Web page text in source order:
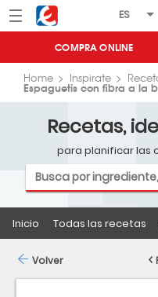
Menú Eroski
COMPRA ONLINE
Home Inspirate
Espaguetis con fibra a la
Recetas,
para planificar las
Inicio Todas las recetas
Volver